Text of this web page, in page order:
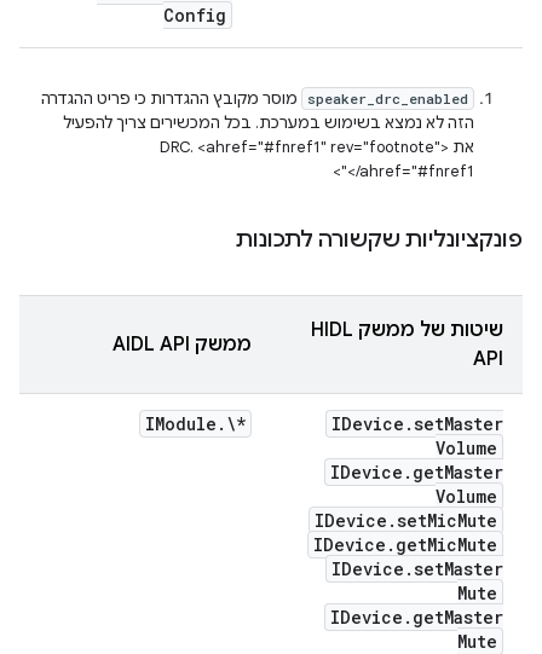
Config
speaker_drc_enabled
מוסר מקובץ ההגדרות כי פריט ההגדרה
הזה לא נמצא בשימוש במערכת. בכל המכשירים צריך להפעיל
את DRC. <ahref="#fnref1" rev="footnote">
</ahref="#fnref1">
פונקציונליות שקשורה לתכונות
שיטות של ממשק HIDL
API
ממשק AIDL API
IDevice .setMaster
Volume
IDevice . getMaster
Volume
IDevice .setMicMute
IDevice . getMicMute
IDevice .setMaster
Mute
IDevice . getMaster
Mute
IModule . \*